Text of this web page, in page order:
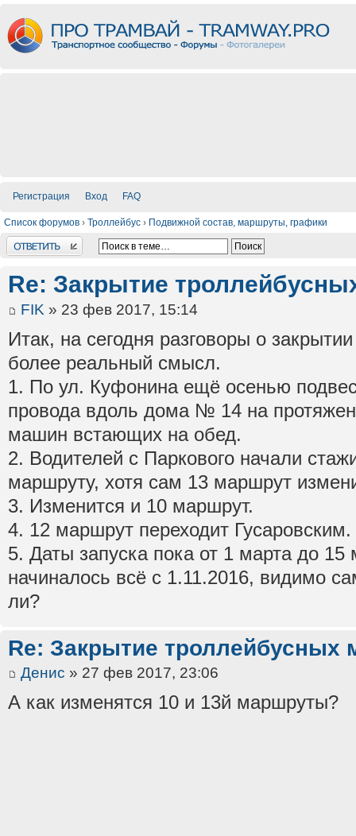
Регистрация Вход FAQ
Список форумов › Троллейбус › Подвижной состав, маршруты, графики
Ответить
Re: Закрытие
FIK » 23 фев 2017, 15:14
Итак, на сегодня разговоры о
более реальный смысл.
1. По ул. Куфонина ещё осенью
провода вдоль дома № 14 на
машин встающих на обед.
2. Водителей с Паркового начали
маршруту, хотя сам 13 маршрут
3. Изменится и 10 маршрут.
4. 12 маршрут переходит Гусаровским.
5. Даты запуска пока от 1 марта до 15
начиналось всё с 1.11.2016, видимо
ли?
Re: Закрытие троллейбусных
Денис » 27 фев 2017, 23:06
А как изменятся 10 и 13й маршруты?